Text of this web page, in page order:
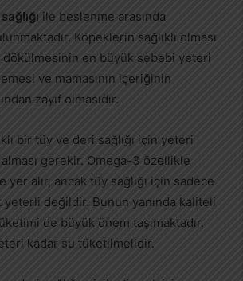
ile beslenme arasında
Köpeklerin sağlıklı olması
en büyük sebebi yeteri
ve mamasının içeriğinin
zayıf olmasıdır.
bir tüy ve deri sağlığı için yeteri
gerekir. Omega-3 özellikle
yer alır, ancak tüy sağlığı için sadece
yeterli değildir. Bunun yanında kaliteli
de büyük önem taşımaktadır.
kadar su tüketilmelidir.